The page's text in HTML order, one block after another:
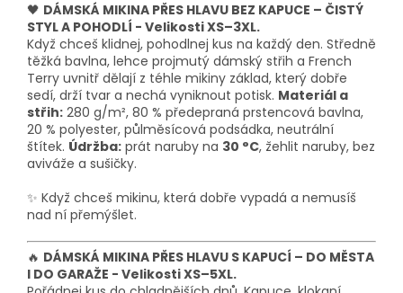
🖤 DÁMSKÁ MIKINA PŘES HLAVU BEZ KAPUCE – ČISTÝ
STYL A POHODLÍ - Velikosti XS–3XL.
Když chceš klidnej, pohodlnej kus na každý den. Středně
těžká bavlna, lehce projmutý dámský střih a French
Terry uvnitř dělají z téhle mikiny základ, který dobře
sedí, drží tvar a nechá vyniknout potisk. Materiál a
střih: 280 g/m², 80 % předepraná prstencová bavlna,
20 % polyester, půlměsícová podsádka, neutrální
štítek. Údržba: prát naruby na 30 °C, žehlit naruby, bez
aviváže a sušičky.
✨ Když chceš mikinu, která dobře vypadá a nemusíš
nad ní přemýšlet.
🔥 DÁMSKÁ MIKINA PŘES HLAVU S KAPUCÍ – DO MĚSTA
I DO GARAŽE - Velikosti XS–5XL.